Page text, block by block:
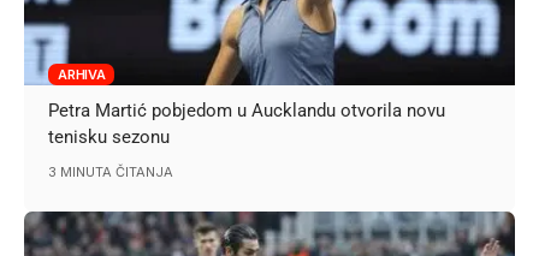
ARHIVA
Petra Martić pobjedom u Aucklandu otvorila novu
tenisku sezonu
3 MINUTA ČITANJA